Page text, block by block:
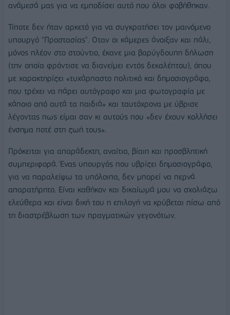
ανάμεσά μας για να εμποδίσει αυτό που όλοι φοβήθηκαν.
Τίποτε δεν ήταν αρκετό για να συγκρατήσει τον μαινόμενο
υπουργό "Προστασίας". Οταν οι κάμερες άνοιξαν και πάλι,
μόνος πλέον στο στούντιο, έκανε μια βαρύγδουπη δήλωση
(την οποία φρόντισε να διανείμει εντός δεκαλέπτου), όπου
με χαρακτηρίζει «τυχάρπαστο πολιτικό και δημοσιογράφο,
που τρέχει να πάρει αυτόγραφο και μια φωτογραφία με
κάποιο από αυτά τα παιδιά» και ταυτόχρονα με ύβρισε
λέγοντας πως είμαι σαν κι αυτούς που «δεν έχουν κολλήσει
ένσημα ποτέ στη ζωή τους».
Πρόκειται για απαράδεκτη, αναίτια, βίαιη και προσβλητική
συμπεριφορά. Ένας υπουργός που υβρίζει δημοσιογράφο,
για να παραλείψω τα υπόλοιπα, δεν μπορεί να περνά
απαρατήρητο. Είναι καθήκον και δικαίωμά μου να σχολιάζω
ελεύθερα και είναι δική του η επιλογή να κρύβεται πίσω από
τη διαστρέβλωση των πραγματικών γεγονότων.